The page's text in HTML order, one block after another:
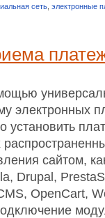
сеть электронные
электронных
установить
сайтом,
Drupal,
OpenCart,